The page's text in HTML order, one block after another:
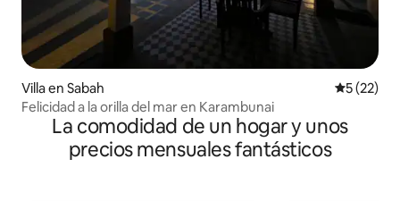
Villa en Sabah
5 (22)
Felicidad a la orilla del mar en Karambunai
La comodidad de un hogar y unos
precios mensuales fantásticos